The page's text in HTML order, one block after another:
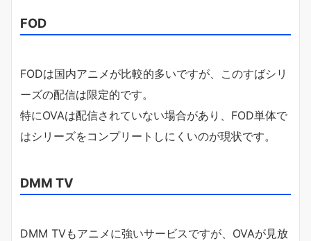
FOD
FODは国内アニメが比較的多いですが、このすばシリ
ーズの配信は限定的です。
特にOVAは配信されていない場合があり、FOD単体で
はシリーズをコンプリートしにくいのが現状です。
DMM TV
DMM TVもアニメに強いサービスですが、OVAが見放